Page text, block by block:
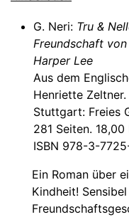
G. Neri: Tru &
Freundschaft
Harper Lee
Aus dem
Henriette Zeltner.
Stuttgart: Freies
281 Seiten.
ISBN 978-3-
Ein Roman über
Kindheit!